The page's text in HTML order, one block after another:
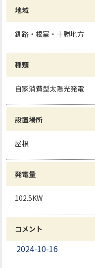
地域
釧路・根室・十勝地方
種類
自家消費型太陽光発電
設置場所
屋根
発電量
102.5KW
コメント
2024-10-16